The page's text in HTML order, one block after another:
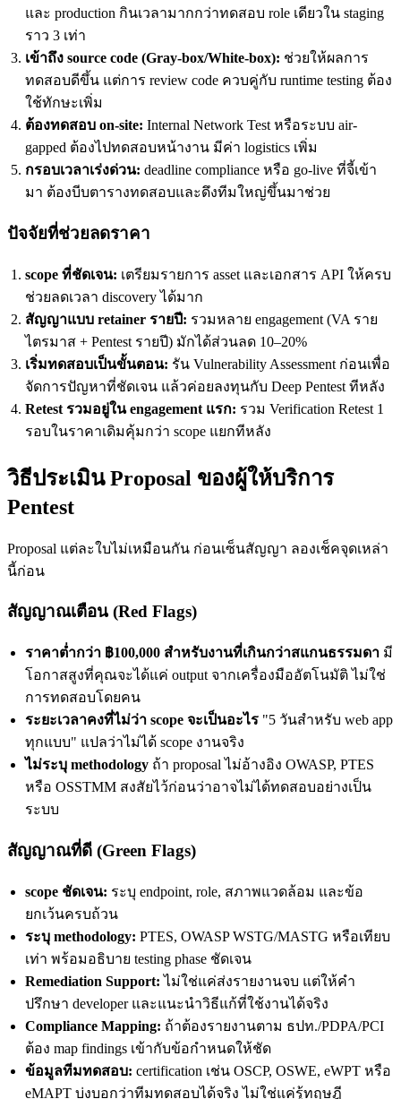
และ production กินเวลามากกว่าทดสอบ role เดียวใน staging
ราว 3 เท่า
เข้าถึง source code (Gray-box/White-box): ช่วยให้ผลการ
ทดสอบดีขึ้น แต่การ review code ควบคู่กับ runtime testing ต้อง
ใช้ทักษะเพิ่ม
ต้องทดสอบ on-site: Internal Network Test หรือระบบ air-
gapped ต้องไปทดสอบหน้างาน มีค่า logistics เพิ่ม
กรอบเวลาเร่งด่วน: deadline compliance หรือ go-live ที่จี้เข้า
มา ต้องบีบตารางทดสอบและดึงทีมใหญ่ขึ้นมาช่วย
ปัจจัยที่ช่วยลดราคา
scope ที่ชัดเจน: เตรียมรายการ asset และเอกสาร API ให้ครบ
ช่วยลดเวลา discovery ได้มาก
สัญญาแบบ retainer รายปี: รวมหลาย engagement (VA ราย
ไตรมาส + Pentest รายปี) มักได้ส่วนลด 10–20%
เริ่มทดสอบเป็นขั้นตอน: รัน Vulnerability Assessment ก่อนเพื่อ
จัดการปัญหาที่ชัดเจน แล้วค่อยลงทุนกับ Deep Pentest ทีหลัง
Retest รวมอยู่ใน engagement แรก: รวม Verification Retest 1
รอบในราคาเดิมคุ้มกว่า scope แยกทีหลัง
วิธีประเมิน Proposal ของผู้ให้บริการ
Pentest
Proposal แต่ละใบไม่เหมือนกัน ก่อนเซ็นสัญญา ลองเช็คจุดเหล่า
นี้ก่อน
สัญญาณเตือน (Red Flags)
ราคาต่ำกว่า ฿100,000 สำหรับงานที่เกินกว่าสแกนธรรมดา มี
โอกาสสูงที่คุณจะได้แค่ output จากเครื่องมืออัตโนมัติ ไม่ใช่
การทดสอบโดยคน
ระยะเวลาคงที่ไม่ว่า scope จะเป็นอะไร "5 วันสำหรับ web app
ทุกแบบ" แปลว่าไม่ได้ scope งานจริง
ไม่ระบุ methodology ถ้า proposal ไม่อ้างอิง OWASP, PTES
หรือ OSSTMM สงสัยไว้ก่อนว่าอาจไม่ได้ทดสอบอย่างเป็น
ระบบ
สัญญาณที่ดี (Green Flags)
scope ชัดเจน: ระบุ endpoint, role, สภาพแวดล้อม และข้อ
ยกเว้นครบถ้วน
ระบุ methodology: PTES, OWASP WSTG/MASTG หรือเทียบ
เท่า พร้อมอธิบาย testing phase ชัดเจน
Remediation Support: ไม่ใช่แค่ส่งรายงานจบ แต่ให้คำ
ปรึกษา developer และแนะนำวิธีแก้ที่ใช้งานได้จริง
Compliance Mapping: ถ้าต้องรายงานตาม ธปท./PDPA/PCI
ต้อง map findings เข้ากับข้อกำหนดให้ชัด
ข้อมูลทีมทดสอบ: certification เช่น OSCP, OSWE, eWPT หรือ
eMAPT บ่งบอกว่าทีมทดสอบได้จริง ไม่ใช่แค่รู้ทฤษฎี